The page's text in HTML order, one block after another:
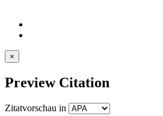
×
Preview Citation
Zitatvorschau in